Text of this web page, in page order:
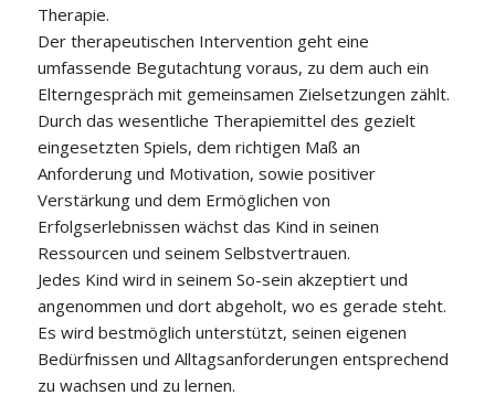
Therapie.
Der therapeutischen Intervention geht eine
umfassende Begutachtung voraus, zu dem auch ein
Elterngespräch mit gemeinsamen Zielsetzungen zählt.
Durch das wesentliche Therapiemittel des gezielt
eingesetzten Spiels, dem richtigen Maß an
Anforderung und Motivation, sowie positiver
Verstärkung und dem Ermöglichen von
Erfolgserlebnissen wächst das Kind in seinen
Ressourcen und seinem Selbstvertrauen.
Jedes Kind wird in seinem So-sein akzeptiert und
angenommen und dort abgeholt, wo es gerade steht.
Es wird bestmöglich unterstützt, seinen eigenen
Bedürfnissen und Alltagsanforderungen entsprechend
zu wachsen und zu lernen.